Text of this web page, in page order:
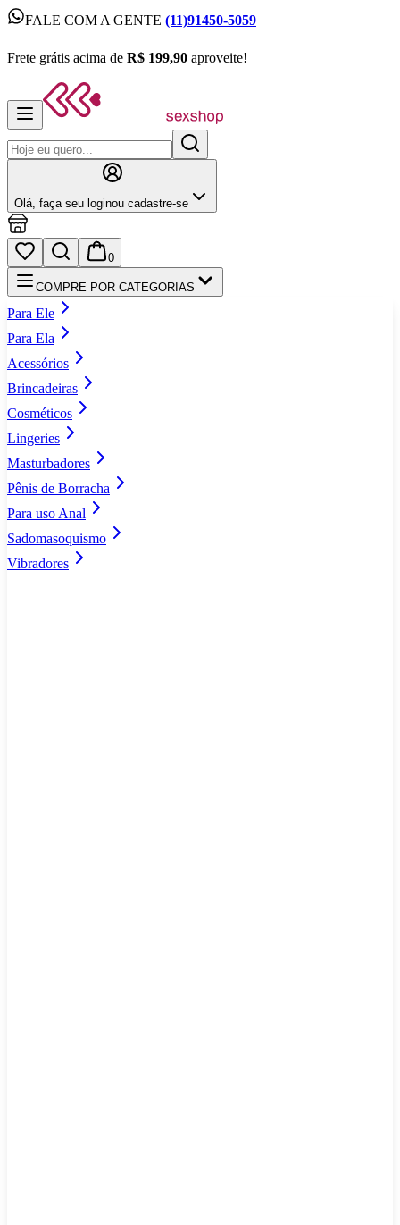
FALE COM A GENTE (11)91450-5059
Frete grátis acima de R$ 199,90 aproveite!
Olá, faça seu loginou cadastre‑se
0
COMPRE POR CATEGORIAS
Para Ele
Para Ela
Acessórios
Brincadeiras
Cosméticos
Lingeries
Masturbadores
Pênis de Borracha
Para uso Anal
Sadomasoquismo
Vibradores